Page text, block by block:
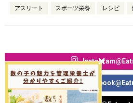
アスリート スポーツ栄養 レシピ